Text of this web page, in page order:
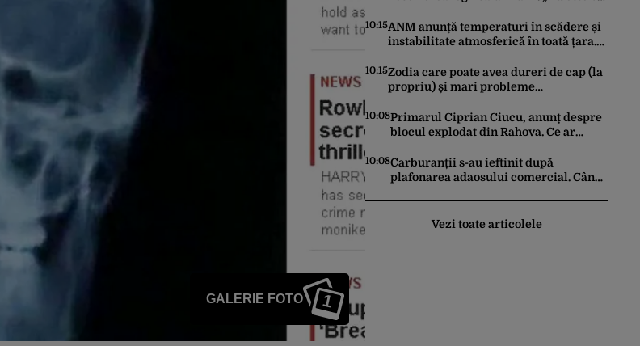
GALERIE FOTO 1
trimis Guvernului Bolojan
10:15ANM anunță temperaturi în scădere și
instabilitate atmosferică în toată țara.
vin vijeliile
10:15Zodia care poate avea dureri de cap (la
propriu) și mari probleme
Avertismentul experților în astrologie
10:08Primarul Ciprian Ciucu, anunț despre
blocul explodat din Rahova. Ce ar
rămași pe drumuri
10:08Carburanții s-au ieftinit după
plafonarea adaosului comercial. Când
Vezi toate articolele